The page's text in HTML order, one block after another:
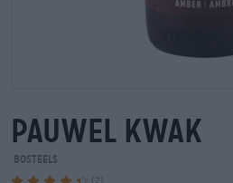
pauwel kwak
Bosteels
(2)